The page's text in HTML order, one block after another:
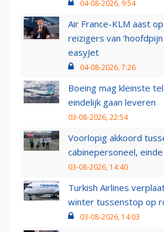
04-08-2026, 9:54
Air France-KLM aast
reizigers van
easyJet
04-08-2026, 7:26
Boeing mag kleinste
eindelijk gaan leveren
03-08-2026, 22:54
Voorlopig akkoord
cabinepersoneel,
03-08-2026, 14:40
Turkish Airlines
winter tussenstop op
03-08-2026, 14:03